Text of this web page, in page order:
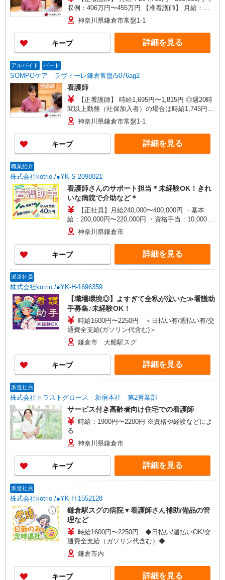
収例：406万円〜455万円 【准看護師】 月給：
269,000円〜304,300円 年収例：370万円〜419万円
【賞与】あり（年2回） ※月給は職務手当、働き
がい向上手当、日祝手当（月平均2回分）等、 毎
月平均的に支払われる手当を含みます。 ◎月給は
経験により異なります。 ◎残業時は別途時間外手
年支給
神奈川県鎌倉市常盤1-1
キープ 詳細を見る
アルバイト パート
SOMPOケア ラヴィーレ鎌倉常盤/5076ag2
看護師
【正看護師】 時給1,695円〜1,815円 ◎週20時
間以上勤務（社保加入者）の場合は時給1,745円〜
1,865円 【准看護師】 時給1,395円〜1,515円 ◎週
20時間以上勤務（社保加入者）の場合は時給1,445
円〜1,565円 ※各種手当込 ※時給は経験により異
なる
神奈川県鎌倉市常盤1-1
キープ 詳細を見る
職業紹介
株式会社kotrio /●YK-S-2098021
看護師さんのサポート担当＊未経験OK！きれ
いな病院で介助など＊
【正社員】月給240,000〜400,000円 ・基本
給：200,000円〜220,000円 ・資格手当：10,000〜
30,000円 ・役職手当：10,000〜70,000円 ・処遇改
善手当：20,000〜60,000円（勤続年数、保有資格
により変動） ・固定残業手当：20,000円（10時
間） ※固定残業時間を超過する場合には超過勤務
手当として別途支給 ・夜勤手当：10,000円/1回
歓迎 ・認知症介護基礎研修 ・初任者研修 ・実務
者研修 ・介護福祉士 など
神奈川県鎌倉市
キープ 詳細を見る
派遣社員
株式会社kotrio /●YK-H-1696359
【職場環境◎】よすぎて全私が泣いた≫看護助
手募集♪未経験OK！
時給1600円〜2250円 ＜日払い有/週払い有/交
通費全支給(ガソリン代含む)＞
鎌倉市 大船駅スグ
キープ 詳細を見る
派遣社員
株式会社トラストグロース 新宿本社 第2営業部
サービス付き高齢者向け住宅での看護師
時給：1900円〜2200円 ※資格や経験などによ
る
神奈川県鎌倉市
キープ 詳細を見る
派遣社員
株式会社kotrio /●YK-H-1552128
鎌倉駅スグの病院▼看護師さん補助/備品の管
理など
時給1600円〜2250円 ◆日払い/週払いOK/交
通費全支給（ガソリン代含む）◆
鎌倉市内
キープ 詳細を見る